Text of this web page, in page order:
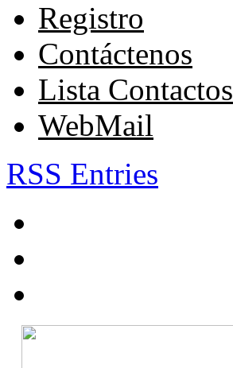
Registro
Contáctenos
Lista Contactos
WebMail
RSS Entries